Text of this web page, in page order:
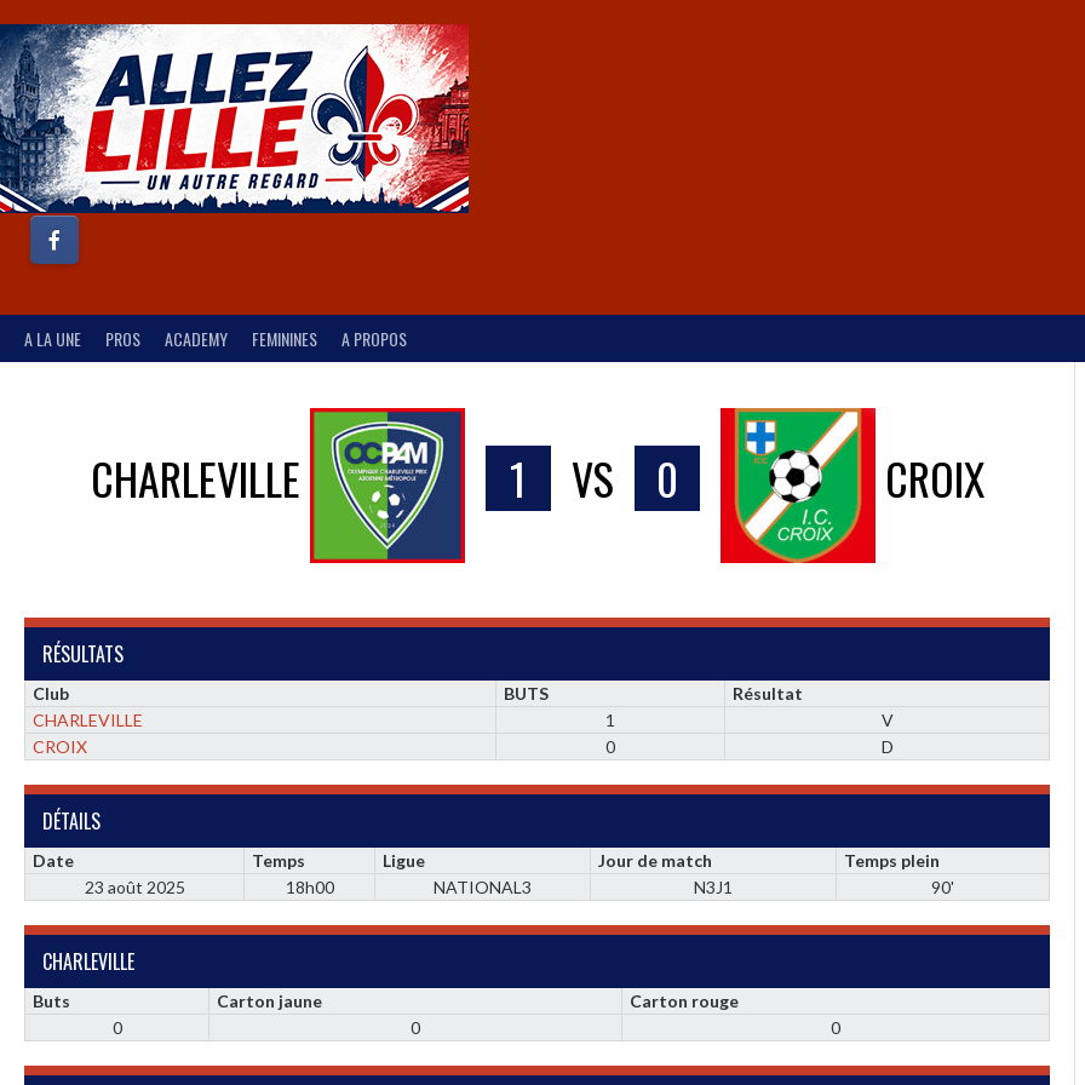
A LA UNE PROS ACADEMY FEMININES A PROPOS
CHARLEVILLE 1 VS 0 CROIX
RÉSULTATS
Club BUTS
Résultat
CHARLEVILLE
1
V
CROIX
0 D
DÉTAILS
Date Temps Ligue Jour de match
Temps plein
23 août 2025
18h00 NATIONAL3 N3J1 90'
CHARLEVILLE
Buts Carton jaune
Carton rouge
0
0 0